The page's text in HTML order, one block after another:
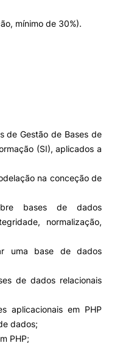
mínimo de 30%).
de Gestão de Bases de
(SI), aplicados a
na conceção de
bases de dados
normalização,
uma base de dados
de dados relacionais
aplicacionais em PHP
dados;
PHP;